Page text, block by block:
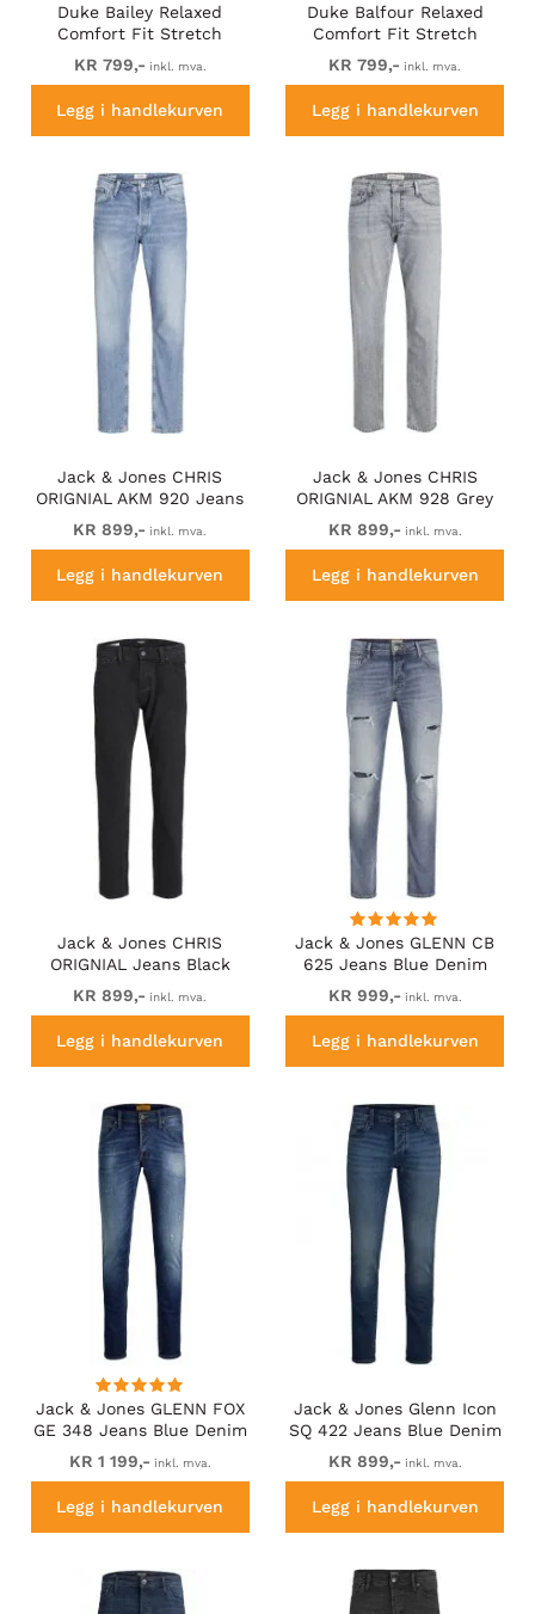
Duke Bailey Relaxed
Comfort Fit Stretch
Jeans With Elasticated
Waist Stonewash
KR 799,- inkl. mva.
Legg i handlekurven
Duke Balfour Relaxed
Comfort Fit Stretch
Jeans With Elasticated
Waist Black
KR 799,- inkl. mva.
Legg i handlekurven
Jack & Jones CHRIS
ORIGNIAL AKM 920 Jeans
Blue Denim
KR 899,- inkl. mva.
Legg i handlekurven
Jack & Jones CHRIS
ORIGNIAL AKM 928 Grey
Denim
KR 899,- inkl. mva.
Legg i handlekurven
Jack & Jones CHRIS
ORIGNIAL Jeans Black
Denim
KR 899,- inkl. mva.
Legg i handlekurven
Jack & Jones GLENN CB
625 Jeans Blue Denim
KR 999,- inkl. mva.
Legg i handlekurven
Jack & Jones GLENN FOX
GE 348 Jeans Blue Denim
KR 1 199,- inkl. mva.
Legg i handlekurven
Jack & Jones Glenn Icon
SQ 422 Jeans Blue Denim
KR 899,- inkl. mva.
Legg i handlekurven